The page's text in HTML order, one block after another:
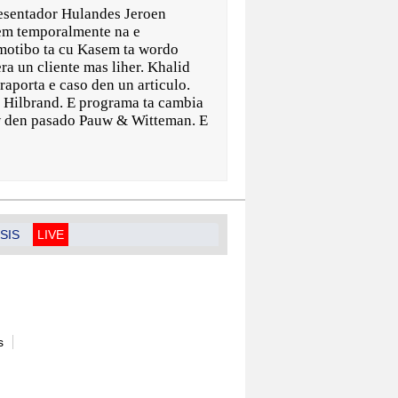
Hulandes Jeroen
temporalmente na e
ta cu Kasem ta wordo
un cliente mas liher. Khalid
e caso den un articulo.
E programa ta cambia
pasado Pauw & Witteman. E
LIVE